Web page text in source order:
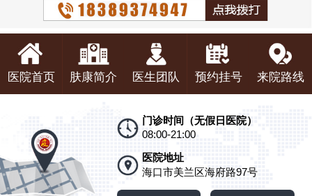
医院首页 肤康简介 医生团队 预约挂号 来院路线
门诊时间（无假日医院）
08:00-21:00
医院地址
海口市美兰区海府路97号